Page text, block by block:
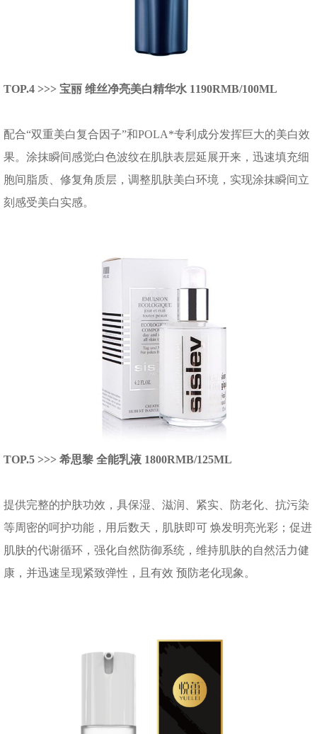
TOP.4 >>> 宝丽 维丝净亮美白精华水 1190RMB/100ML
配合“双重美白复合因子”和POLA*专利成分发挥巨大的美白效
果。涂抹瞬间感觉白色波纹在肌肤表层延展开来，迅速填充细
胞间脂质、修复角质层，调整肌肤美白环境，实现涂抹瞬间立
刻感受美白实感。
TOP.5 >>> 希思黎 全能乳液 1800RMB/125ML
提供完整的护肤功效，具保湿、滋润、紧实、防老化、抗污染
等周密的呵护功能，用后数天，肌肤即可 焕发明亮光彩；促进
肌肤的代谢循环，强化自然防御系统，维持肌肤的自然活力健
康，并迅速呈现紧致弹性，且有效 预防老化现象。